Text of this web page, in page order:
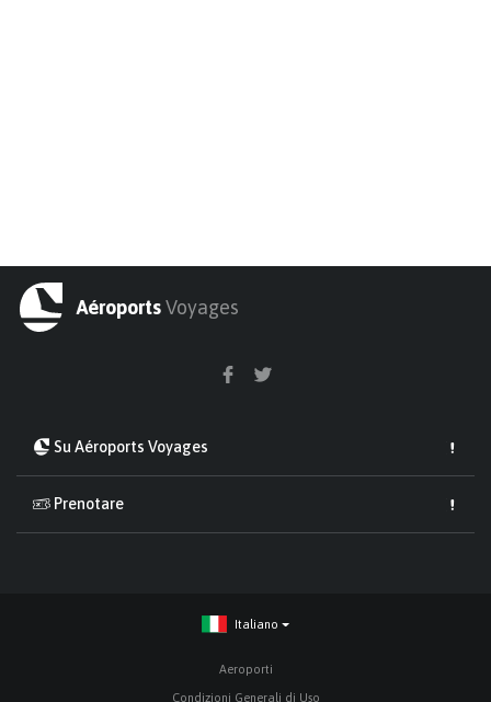
AéroportsVoyages
Su Aéroports Voyages
Prenotare
Italiano
Aeroporti
Condizioni Generali di Uso